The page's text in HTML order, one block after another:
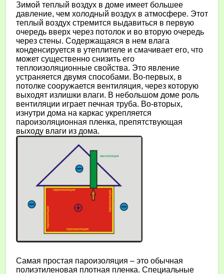
Зимой теплый воздух в доме имеет большее
давление, чем холодный воздух в атмосфере. Этот
теплый воздух стремится выдавиться в первую
очередь вверх через потолок и во вторую очередь
через стены. Содержащаяся в нем влага
конденсируется в утеплителе и смачивает его, что
может существенно снизить его
теплоизоляционные свойства. Это явление
устраняется двумя способами. Во-первых, в
потолке сооружается вентиляция, через которую
выходят излишки влаги. В небольшом доме роль
вентиляции играет печная труба. Во-вторых,
изнутри дома на каркас укрепляется
пароизоляционная пленка, препятствующая
выходу влаги из дома.
Самая простая пароизоляция – это обычная
полиэтиленовая плотная пленка. Специальные